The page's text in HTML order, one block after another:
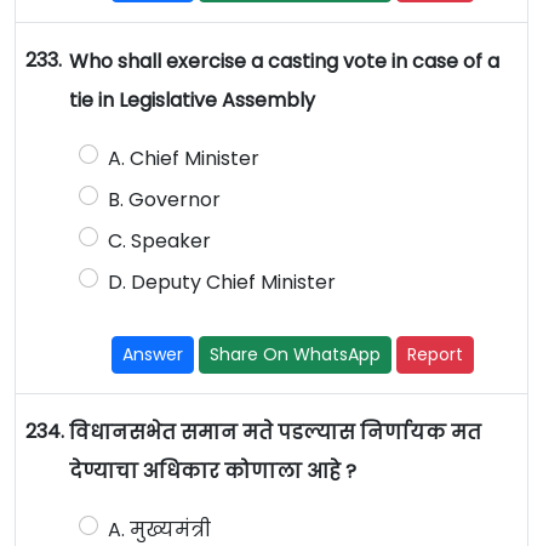
233. Who shall exercise a casting vote in case of a
tie in Legislative Assembly
A. Chief Minister
B. Governor
C. Speaker
D. Deputy Chief Minister
Answer Share On WhatsApp Report
234.विधानसभेत समान मते पडल्यास निर्णायक मत
देण्याचा अधिकार कोणाला आहे ?
A. मुख्यमंत्री